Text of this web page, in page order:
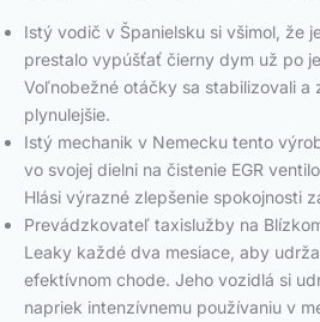
Istý vodič v Španielsku si všimol, že
prestalo vypúšťať čierny dym už po
Voľnobežné otáčky sa stabilizovali a
plynulejšie.
Istý mechanik v Nemecku tento
vo svojej dielni na čistenie EGR
Hlási výrazné zlepšenie spokojnosti
Prevádzkovateľ taxislužby na
Leaky každé dva mesiace, aby
efektívnom chode. Jeho vozidlá si
napriek intenzívnemu používaniu v